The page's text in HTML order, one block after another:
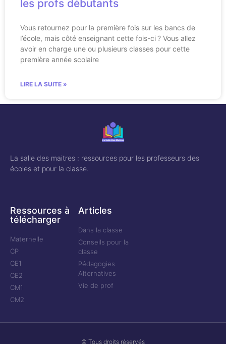
les profs débutants
Vous retournez pour la première fois sur les bancs de
l’école, mais côté enseignant cette fois-ci ? Vous allez
avoir en charge une ou plusieurs classes pour cette
première année scolaire
LIRE LA SUITE »
La salle des maitres : ressources pour les professeurs des
écoles et pour la classe.
Ressources à
télécharger
Maternelle
CP
CE1
CE2
CM1
CM2
Articles
Dans la classe
Conseils pour la
classe
Pédagogies
Alternatives
Vie de prof
© Tous droits réservés